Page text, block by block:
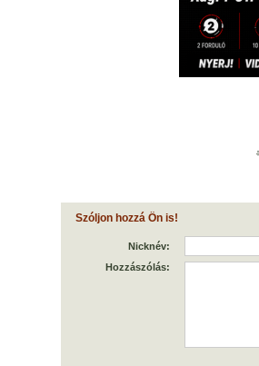
Szóljon hozzá Ön is!
Nicknév:
Hozzászólás: